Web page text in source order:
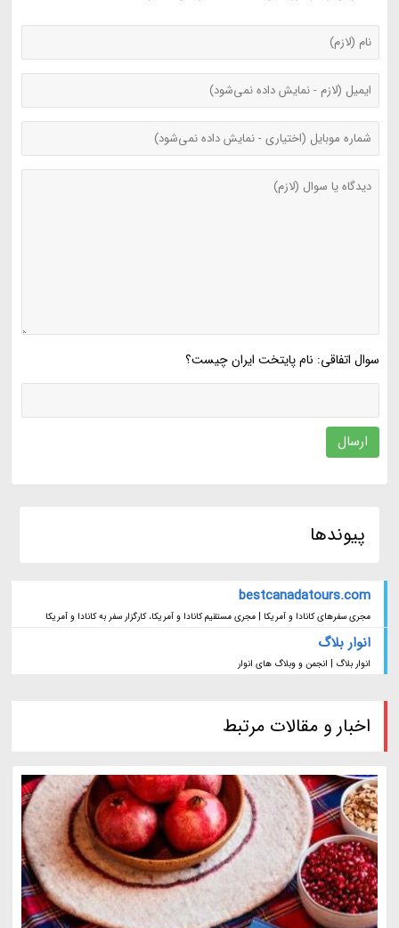
سوال اتفاقی: نام پایتخت ایران چیست؟
ارسال
پیوندها
bestcanadatours.com
مجری سفرهای کانادا و آمریکا | مجری مستقیم کانادا و آمریکا، کارگزار سفر به کانادا و آمریکا
انوار بلاگ
انوار بلاگ | انجمن و وبلاگ های انوار
اخبار و مقالات مرتبط